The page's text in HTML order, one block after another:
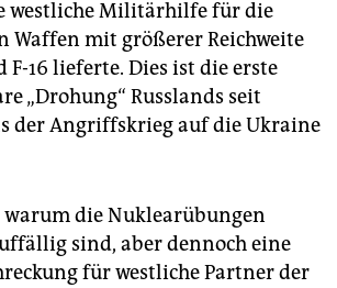
westliche Militärhilfe für die
Waffen mit größerer Reichweite
F-16 lieferte. Dies ist die erste
„Drohung“ Russlands seit
der Angriffskrieg auf die Ukraine
warum die Nuklearübungen
sind, aber dennoch eine
für westliche Partner der